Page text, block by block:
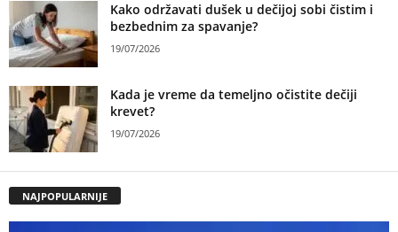
Kako održavati dušek u dečijoj sobi čistim i
bezbednim za spavanje?
19/07/2026
Kada je vreme da temeljno očistite dečiji
krevet?
19/07/2026
NAJPOPULARNIJE